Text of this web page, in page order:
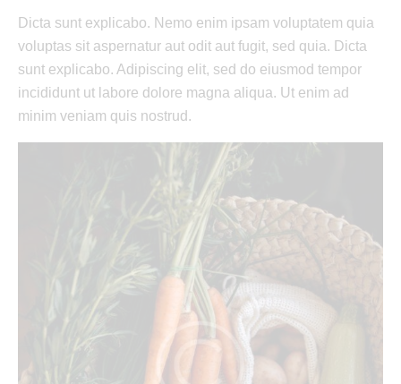
Dicta sunt explicabo. Nemo enim ipsam voluptatem quia
voluptas sit aspernatur aut odit aut fugit, sed quia. Dicta
sunt explicabo. Adipiscing elit, sed do eiusmod tempor
incididunt ut labore dolore magna aliqua. Ut enim ad
minim veniam quis nostrud.